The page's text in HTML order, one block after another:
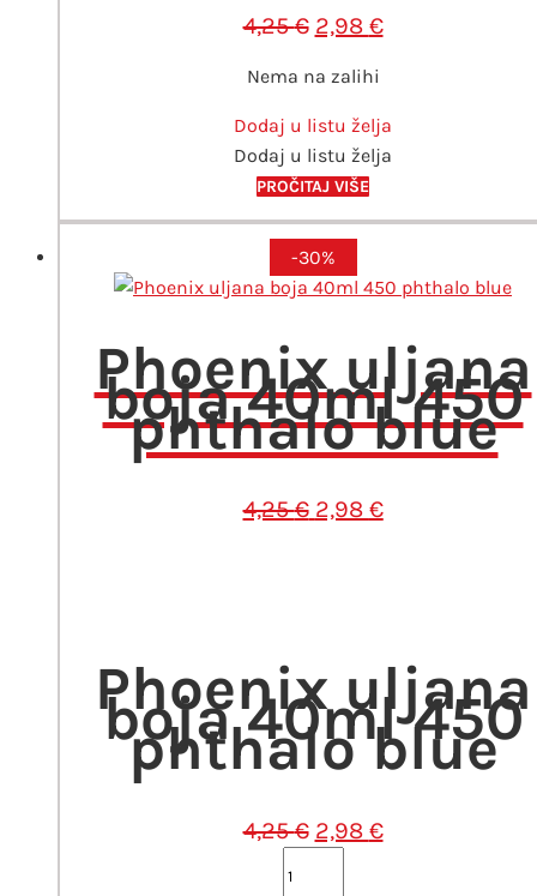
4,25€ Izvorna
bila
je:
4,25 €.
2,98 €Trenutna
Nema na zalihi
Dodaj u listu želja
Dodaj u listu želja
PROČITAJ VIŠE
-30%
Phoenix uljana
boja 40ml 450
phthalo blue
4,25€ Izvorna
2,98 €Trenutna
Phoenix uljana
boja 40ml 450
phthalo blue
4,25€ Izvorna
2,98 €Trenutna